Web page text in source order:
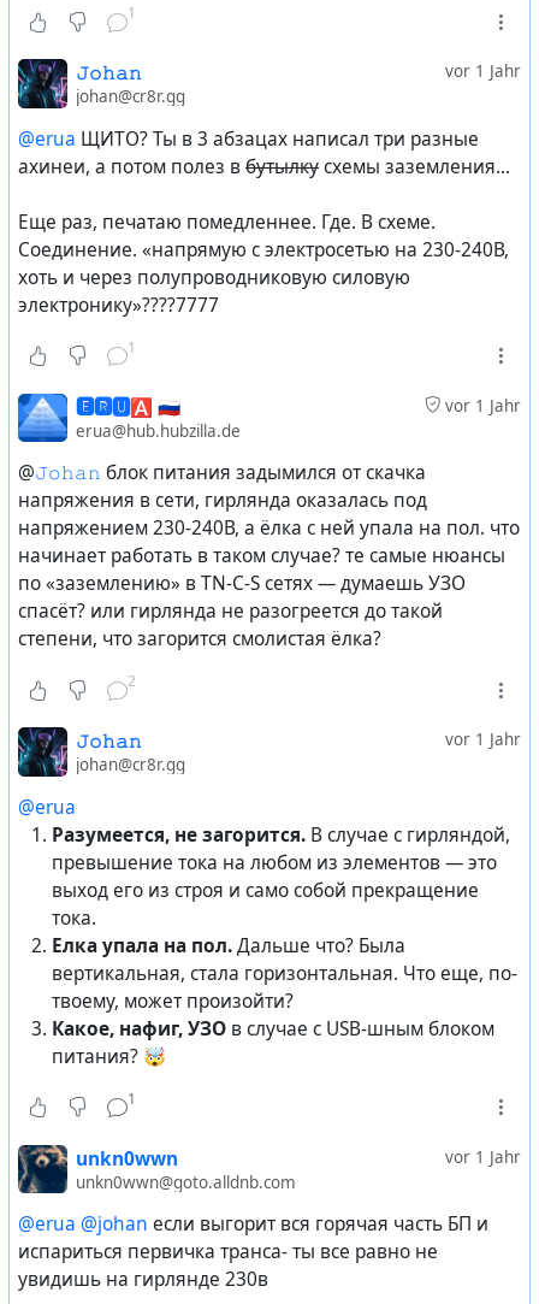
1
vor 1 Jahr
𝙹𝚘𝚑𝚊𝚗
johan@cr8r.gg
@erua ЩИТО? Ты в 3 абзацах написал три разные
ахинеи, а потом полез вбутылкусхемы заземления...
Еще раз, печатаю помедленнее. Где. В схеме.
Соединение. «напрямую с электросетью на 230-240В,
хоть и через полупроводниковую силовую
электронику»????7777
1
vor 1 Jahr
🅴🆁🆄🅰 🇷🇺
erua@hub.hubzilla.de
@𝙹𝚘𝚑𝚊𝚗 блок питания задымился от скачка
напряжения в сети, гирлянда оказалась под
напряжением 230-240В, а ёлка с ней упала на пол. что
начинает работать в таком случае? те самые нюансы
по «заземлению» в TN-C-S сетях — думаешь УЗО
спасёт? или гирлянда не разогреется до такой
степени, что загорится смолистая ёлка?
2
vor 1 Jahr
𝙹𝚘𝚑𝚊𝚗
johan@cr8r.gg
@erua
Разумеется, не загорится. В случае с гирляндой,
превышение тока на любом из элементов — это
выход его из строя и само собой прекращение
тока.
Елка упала на пол.Дальше что? Была
вертикальная, стала горизонтальная. Что еще, по-
твоему, может произойти?
Какое, нафиг, УЗО в случае с USB-шным блоком
питания? 🤯
1
vor 1 Jahr
unkn0wwn
unkn0wwn@goto.alldnb.com
@erua @johan если выгорит вся горячая часть БП и
испариться первичка транса- ты все равно не
увидишь на гирлянде 230в